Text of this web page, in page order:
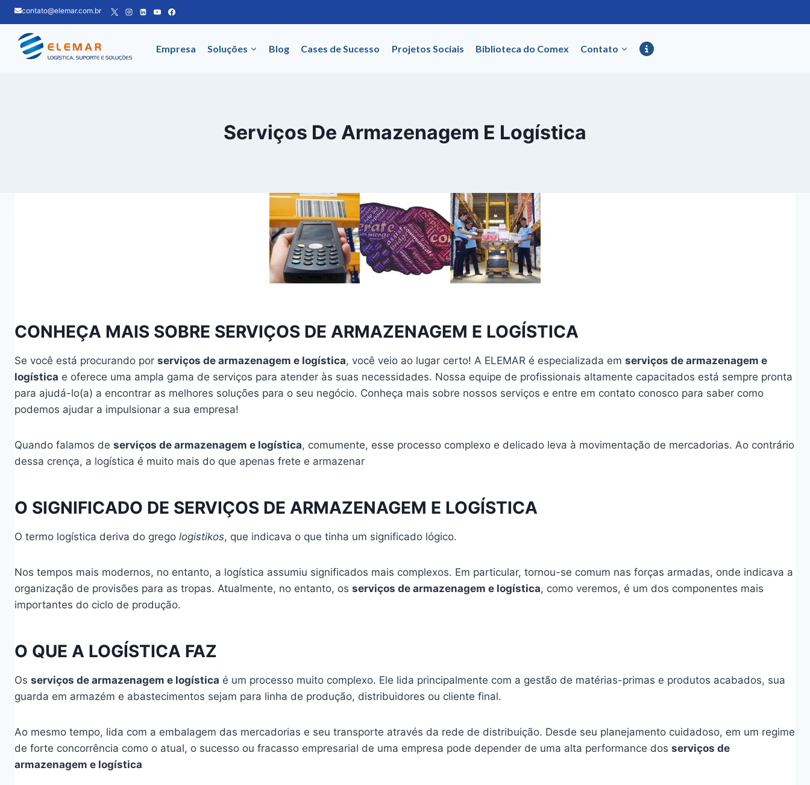
Pular
para
Conteúdo
contato@elemar.com.br
Empresa Soluções Blog Cases de Sucesso Projetos Sociais Biblioteca do Comex Contato
Serviços De Armazenagem E Logística
CONHEÇA MAIS SOBRE SERVIÇOS DE ARMAZENAGEM E LOGÍSTICA
Se você está procurando por serviços de armazenagem e logística, você veio ao lugar certo! A ELEMAR é especializada em serviços de armazenagem e
logística e oferece uma ampla gama de serviços para atender às suas necessidades. Nossa equipe de profissionais altamente capacitados está sempre pronta
para ajudá-lo(a) a encontrar as melhores soluções para o seu negócio. Conheça mais sobre nossos serviços e entre em contato conosco para saber como
podemos ajudar a impulsionar a sua empresa!
Quando falamos de serviços de armazenagem e logística, comumente, esse processo complexo e delicado leva à movimentação de mercadorias. Ao contrário
dessa crença, a logística é muito mais do que apenas frete e armazenar
O SIGNIFICADO DE SERVIÇOS DE ARMAZENAGEM E LOGÍSTICA
O termo logística deriva do grego logistikos, que indicava o que tinha um significado lógico.
Nos tempos mais modernos, no entanto, a logística assumiu significados mais complexos. Em particular, tornou-se comum nas forças armadas, onde indicava a
organização de provisões para as tropas. Atualmente, no entanto, os serviços de armazenagem e logística, como veremos, é um dos componentes mais
importantes do ciclo de produção.
O QUE A LOGÍSTICA FAZ
Os serviços de armazenagem e logística é um processo muito complexo. Ele lida principalmente com a gestão de matérias-primas e produtos acabados, sua
guarda em armazém e abastecimentos sejam para linha de produção, distribuidores ou cliente final.
Ao mesmo tempo, lida com a embalagem das mercadorias e seu transporte através da rede de distribuição. Desde seu planejamento cuidadoso, em um regime
de forte concorrência como o atual, o sucesso ou fracasso empresarial de uma empresa pode depender de uma alta performance dos serviços de
armazenagem e logística